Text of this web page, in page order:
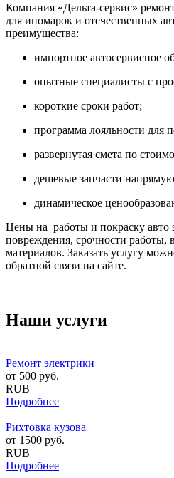
Компания «Дельта-сервис»
для иномарок и отечественных
преимущества:
импортное автосервисное
опытные специалисты с
короткие сроки работ;
программа лояльности для
развернутая смета по
дешевые запчасти
динамическое
Цены на работы и покраску авто
повреждения, срочности работы,
материалов. Заказать услугу
обратной связи на сайте.
Наши услуги
Ремонт электрики
от 500 руб.
RUB
Подробнее
Рихтовка кузова
от 1500 руб.
RUB
Подробнее